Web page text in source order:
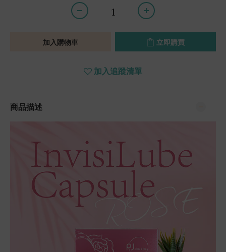
加入購物車 立即購買
加入追蹤清單
商品描述